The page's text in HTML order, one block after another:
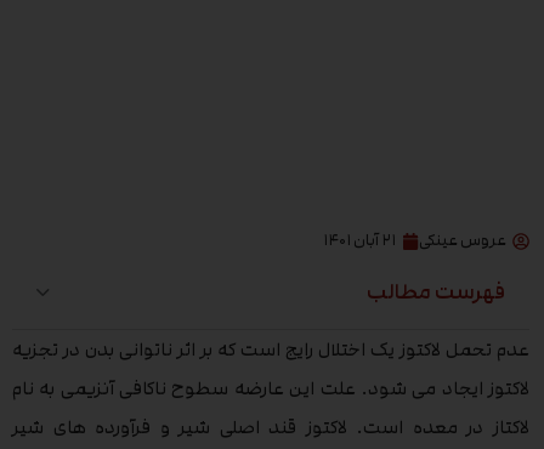
عروس عینکی ۲۱ آبان ۱۴۰۱
فهرست مطالب
عدم تحمل لاکتوز یک اختلال رایج است که بر اثر ناتوانی بدن در تجزیه
لاکتوز ایجاد می شود. علت این عارضه سطوح ناکافی آنزیمی به نام
لاکتاز در معده است. لاکتوز قند اصلی شیر و فرآورده های شیر